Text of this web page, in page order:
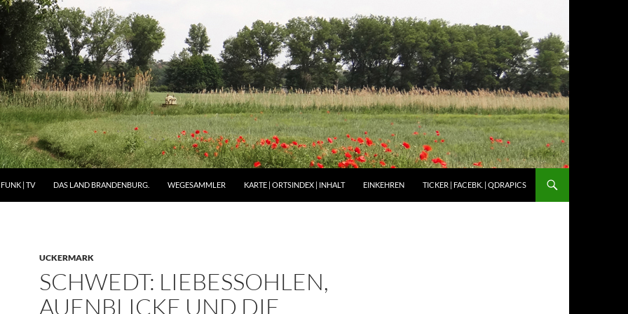
| TV DAS LAND BRANDENBURG. WEGESAMMLER KARTE | ORTSINDEX | INHALT EINKEHREN TICKER | FACEBK. | QDRAPICS
UCKERMARK
SCHWEDT: LIEBESSOHLEN,
AUENBLICKE UND DIE